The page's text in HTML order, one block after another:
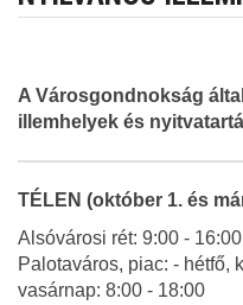
A Városgondnokság
illemhelyek és
TÉLEN (október 1. és
Alsóvárosi rét: 9:00 - 16:00
Palotaváros, piac: - hétfő,
vasárnap: 8:00 - 18:00